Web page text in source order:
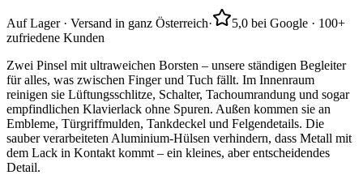
Auf Lager · Versand in ganz Österreich·
5,0 bei Google · 100+
zufriedene Kunden
Zwei Pinsel mit ultraweichen Borsten – unsere ständigen Begleiter
für alles, was zwischen Finger und Tuch fällt. Im Innenraum
reinigen sie Lüftungsschlitze, Schalter, Tachoumrandung und sogar
empfindlichen Klavierlack ohne Spuren. Außen kommen sie an
Embleme, Türgriffmulden, Tankdeckel und Felgendetails. Die
sauber verarbeiteten Aluminium-Hülsen verhindern, dass Metall mit
dem Lack in Kontakt kommt – ein kleines, aber entscheidendes
Detail.